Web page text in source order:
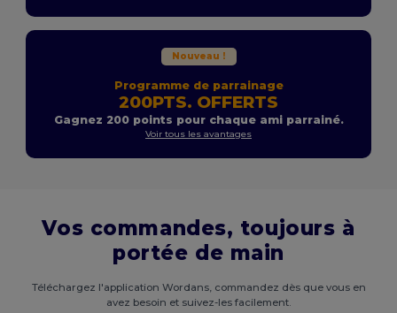
Nouveau !
Programme de parrainage
200PTS. OFFERTS
Gagnez 200 points pour chaque ami parrainé.
Voir tous les avantages
Vos commandes, toujours à
portée de main
Téléchargez l'application Wordans, commandez dès que vous en
avez besoin et suivez-les facilement.